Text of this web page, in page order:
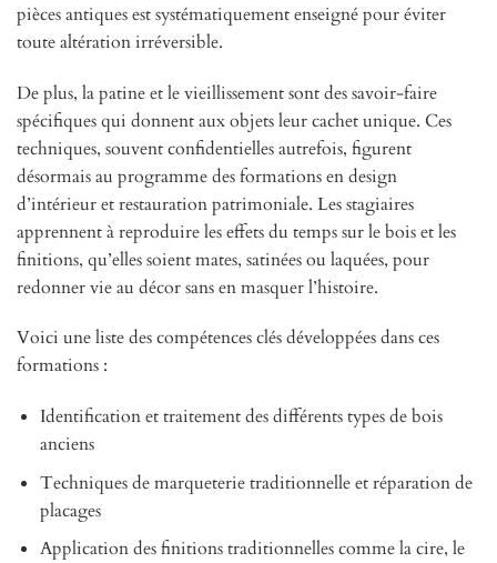
pièces antiques est systématiquement enseigné pour éviter
toute altération irréversible.
De plus, la patine et le vieillissement sont des savoir-faire
spécifiques qui donnent aux objets leur cachet unique. Ces
techniques, souvent confidentielles autrefois, figurent
désormais au programme des formations en design
d’intérieur et restauration patrimoniale. Les stagiaires
apprennent à reproduire les effets du temps sur le bois et les
finitions, qu’elles soient mates, satinées ou laquées, pour
redonner vie au décor sans en masquer l’histoire.
Voici une liste des compétences clés développées dans ces
formations :
Identification et traitement des différents types de bois
anciens
Techniques de marqueterie traditionnelle et réparation de
placages
Application des finitions traditionnelles comme la cire, le